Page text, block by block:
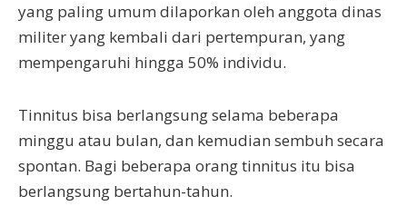
yang paling umum dilaporkan oleh anggota dinas
militer yang kembali dari pertempuran, yang
mempengaruhi hingga 50% individu.
Tinnitus bisa berlangsung selama beberapa
minggu atau bulan, dan kemudian sembuh secara
spontan. Bagi beberapa orang tinnitus itu bisa
berlangsung bertahun-tahun.